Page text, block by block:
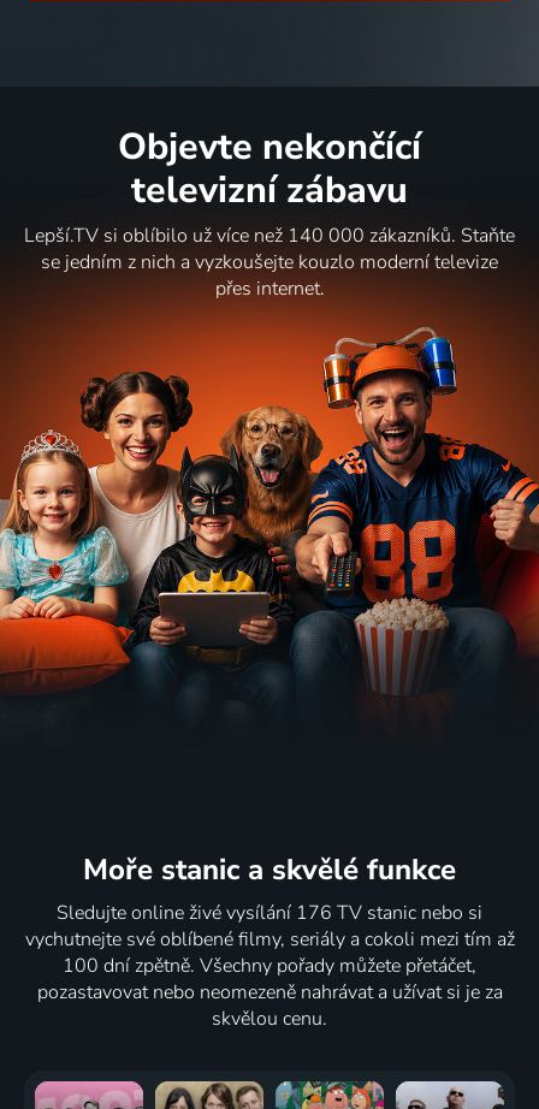
Objevte nekončící
televizní zábavu
Lepší.TV si oblíbilo už více než 140 000 zákazníků. Staňte
se jedním z nich a vyzkoušejte kouzlo moderní televize
přes internet.
Moře stanic a skvělé funkce
Sledujte online živé vysílání 176 TV stanic nebo si
vychutnejte své oblíbené filmy, seriály a cokoli mezi tím až
100 dní zpětně. Všechny pořady můžete přetáčet,
pozastavovat nebo neomezeně nahrávat a užívat si je za
skvělou cenu.